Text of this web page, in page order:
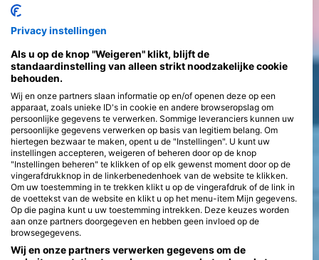
Privacy instellingen
Als u op de knop "Weigeren" klikt, blijft de
standaardinstelling van alleen strikt noodzakelijke cookie
behouden.
Wij en onze partners slaan informatie op en/of openen deze op een
apparaat, zoals unieke ID's in cookie en andere browseropslag om
persoonlijke gegevens te verwerken. Sommige leveranciers kunnen uw
persoonlijke gegevens verwerken op basis van legitiem belang. Om
hiertegen bezwaar te maken, opent u de "Instellingen". U kunt uw
instellingen accepteren, weigeren of beheren door op de knop
"Instellingen beheren" te klikken of op elk gewenst moment door op de
vingerafdrukknop in de linkerbenedenhoek van de website te klikken.
Om uw toestemming in te trekken klikt u op de vingerafdruk of de link in
de voettekst van de website en klikt u op het menu-item Mijn gegevens.
Op die pagina kunt u uw toestemming intrekken. Deze keuzes worden
aan onze partners doorgegeven en hebben geen invloed op de
browsegegevens.
Wij en onze partners verwerken gegevens om de